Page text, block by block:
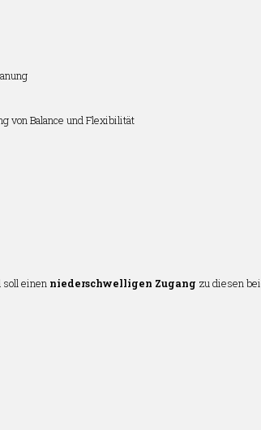
von Balance und Flexibilität
einen niederschwelligen Zugang zu diesen